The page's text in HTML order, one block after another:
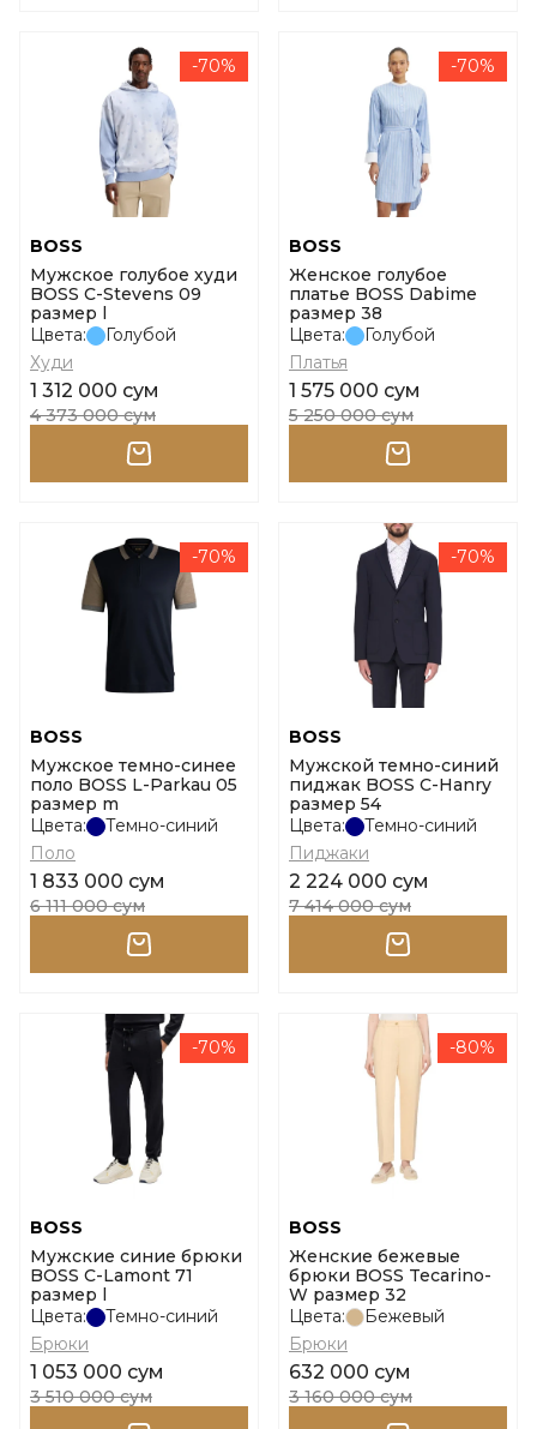
-70%
BOSS
Мужское голубое худи
BOSS C-Stevens 09
размер l
Цвета:
Голубой
Худи
1 312 000 сум
4 373 000 сум
-70%
BOSS
Женское голубое
платье BOSS Dabime
размер 38
Цвета:
Голубой
Платья
1 575 000 сум
5 250 000 сум
-70%
BOSS
Мужское темно-синее
поло BOSS L-Parkau 05
размер m
Цвета:
Темно-синий
Поло
1 833 000 сум
6 111 000 сум
-70%
BOSS
Мужской темно-синий
пиджак BOSS C-Hanry
размер 54
Цвета:
Темно-синий
Пиджаки
2 224 000 сум
7 414 000 сум
-70%
BOSS
Мужские синие брюки
BOSS C-Lamont 71
размер l
Цвета:
Темно-синий
Брюки
1 053 000 сум
3 510 000 сум
-80%
BOSS
Женские бежевые
брюки BOSS Tecarino-
W размер 32
Цвета:
Бежевый
Брюки
632 000 сум
3 160 000 сум